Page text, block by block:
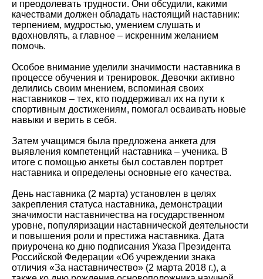
и преодолевать трудности. Они обсудили, какими
качествами должен обладать настоящий наставник:
терпением, мудростью, умением слушать и
вдохновлять, а главное – искренним желанием
помочь.
Особое внимание уделили значимости наставника в
процессе обучения и тренировок. Девочки активно
делились своим мнением, вспоминая своих
наставников – тех, кто поддерживал их на пути к
спортивным достижениям, помогал осваивать новые
навыки и верить в себя.
Затем учащимся была предложена анкета для
выявления компетенций наставника – ученика. В
итоге с помощью анкеты был составлен портрет
наставника и определены основные его качества.
День наставника (2 марта) установлен в целях
закрепления статуса наставника, демонстрации
значимости наставничества на государственном
уровне, популяризации наставнической деятельности
и повышения роли и престижа наставника. Дата
приурочена ко дню подписания Указа Президента
Российской Федерации «Об учреждении знака
отличия «За наставничество» (2 марта 2018 г.), а